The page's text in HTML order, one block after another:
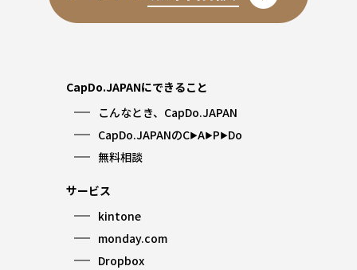
CapDo.JAPANにできること
こんなとき、CapDo.JAPAN
CapDo.JAPANのC▶︎A▶︎P▶︎Do
無料相談
サービス
kintone
monday.com
Dropbox